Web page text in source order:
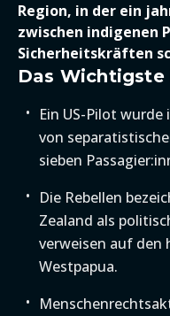
Region, in der ein
zwischen indigenen
Sicherheitskräften
Das Wichtigste
Ein US-Pilot
von
sieben
Die Rebellen
Zealand als
verweisen auf den
Westpapua.